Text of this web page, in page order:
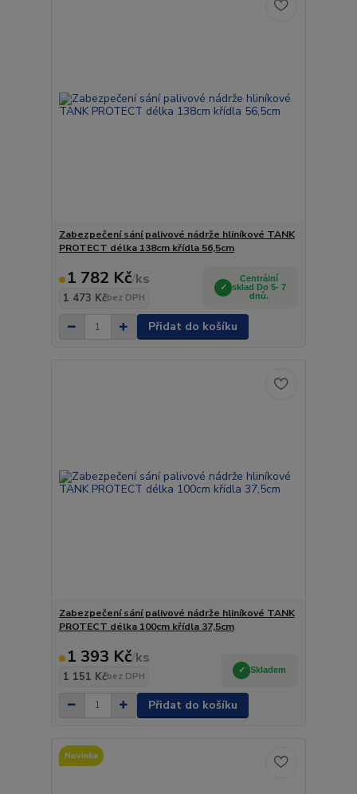
Zabezpečení sání palivové nádrže hliníkové TANK
PROTECT délka 138cm křídla 56,5cm
1 782 Kč/ks
1 473 Kčbez DPH
Centrální
sklad Do 5- 7
dnů.
Přidat do košíku
Zabezpečení sání palivové nádrže hliníkové TANK
PROTECT délka 100cm křídla 37,5cm
1 393 Kč/ks
1 151 Kčbez DPH
Skladem
Přidat do košíku
Novinka